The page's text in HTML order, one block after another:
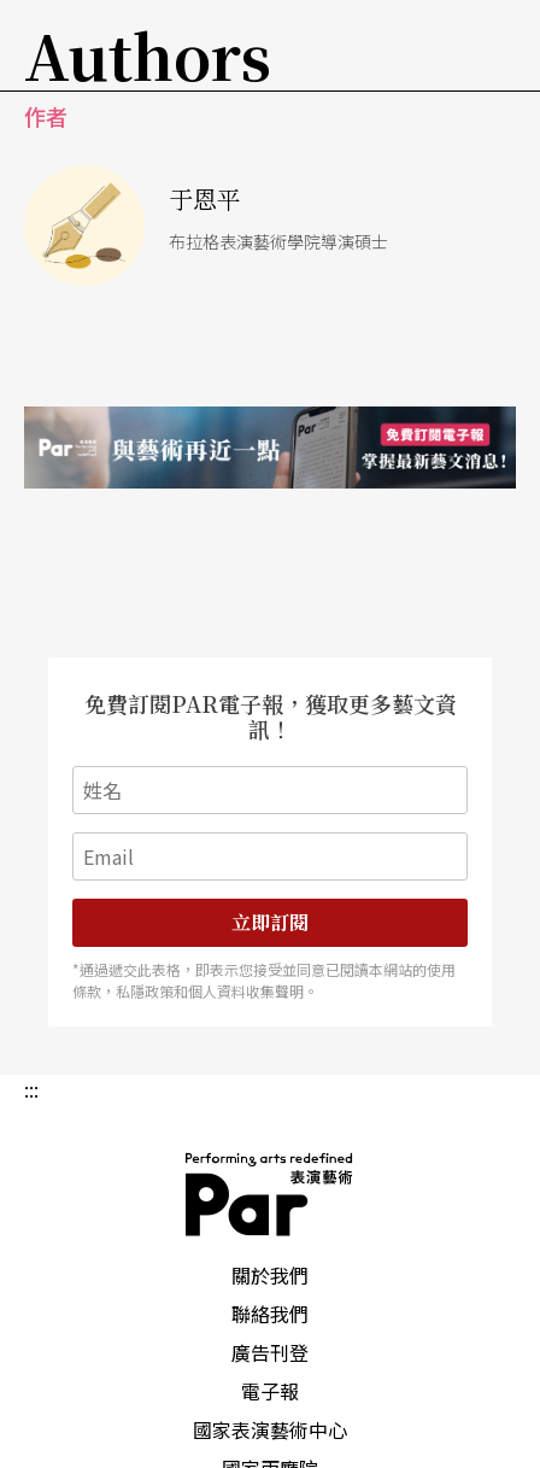
Authors
作者
于恩平
布拉格表演藝術學院導演碩士
免費訂閱PAR電子報，獲取更多藝文資
訊！
立即訂閱
*通過遞交此表格，即表示您接受並同意已閱讀本網站的使用
條款，私隱政策和個人資料收集聲明。
:::
關於我們
聯絡我們
廣告刊登
電子報
國家表演藝術中心